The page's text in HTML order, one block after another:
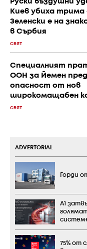
Руски въздушни
Киев убиха трима
Зеленски е на
в Сърбия
СВЯТ
Специалният
ООН за Йемен
опасност от нов
широкомащабен
СВЯТ
ADVERTORIAL
Горди
А1
75% от